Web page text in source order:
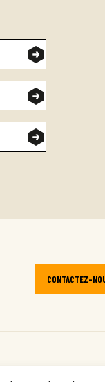
CONTACTEZ-
structures. Elle